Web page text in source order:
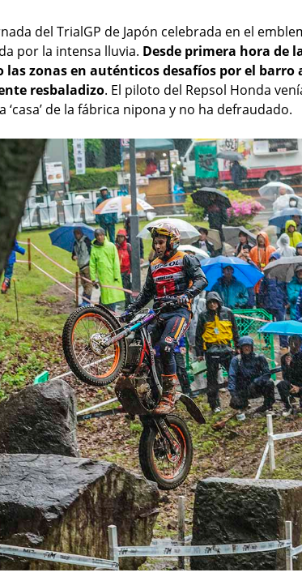
del TrialGP de Japón celebrada en el
por la intensa lluvia. Desde primera hora de
las zonas en auténticos desafíos por el
resbaladizo. El piloto del Repsol Honda
‘casa’ de la fábrica nipona y no ha defraudado.